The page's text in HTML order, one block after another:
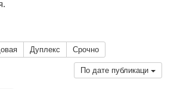
Дуплекс Срочно
По дате публикаци